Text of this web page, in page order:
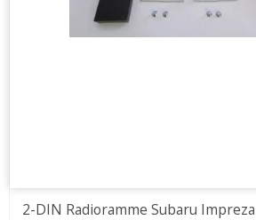
2-DIN Radioramme Subaru